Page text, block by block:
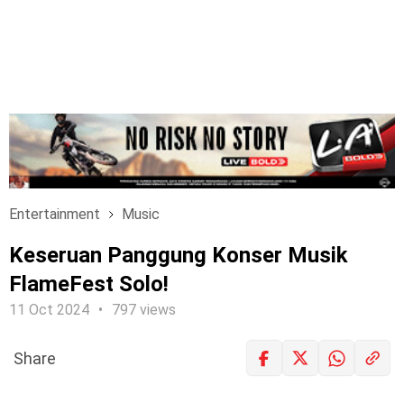
Entertainment Music
Keseruan Panggung Konser Musik
FlameFest Solo!
11 Oct 2024 797 views
Share